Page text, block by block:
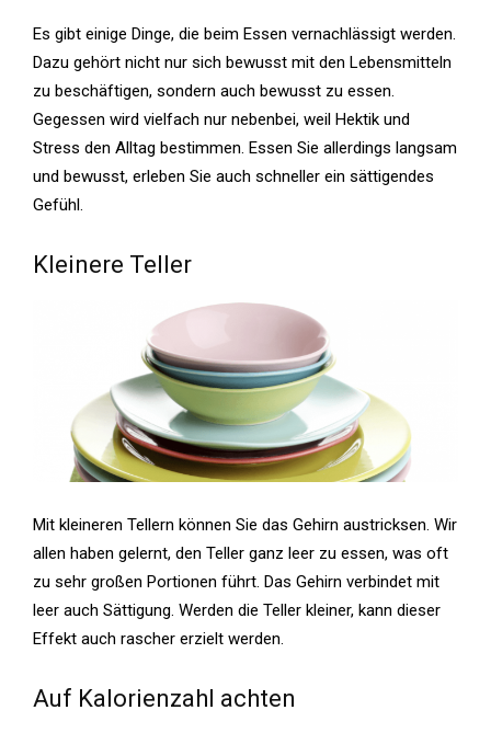
Es gibt einige Dinge, die beim Essen vernachlässigt werden.
Dazu gehört nicht nur sich bewusst mit den Lebensmitteln
zu beschäftigen, sondern auch bewusst zu essen.
Gegessen wird vielfach nur nebenbei, weil Hektik und
Stress den Alltag bestimmen. Essen Sie allerdings langsam
und bewusst, erleben Sie auch schneller ein sättigendes
Gefühl.
Kleinere Teller
Mit kleineren Tellern können Sie das Gehirn austricksen. Wir
allen haben gelernt, den Teller ganz leer zu essen, was oft
zu sehr großen Portionen führt. Das Gehirn verbindet mit
leer auch Sättigung. Werden die Teller kleiner, kann dieser
Effekt auch rascher erzielt werden.
Auf Kalorienzahl achten